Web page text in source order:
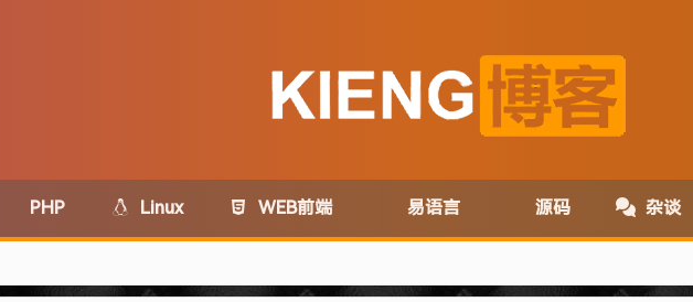
PHP Linux WEB前端 易语言 源码 杂谈